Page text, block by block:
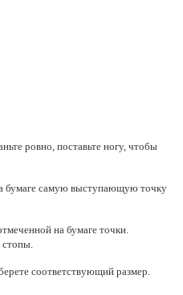
ровно, поставьте ногу, чтобы
бумаге самую выступающую точку
на бумаге точки.
стопы.
соответствующий размер.